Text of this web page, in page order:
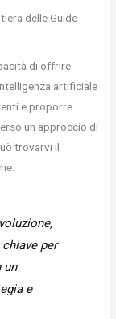
delle Guide
di offrire
artificiale
e proporre
un approccio di
trovarvi il
per
un
e